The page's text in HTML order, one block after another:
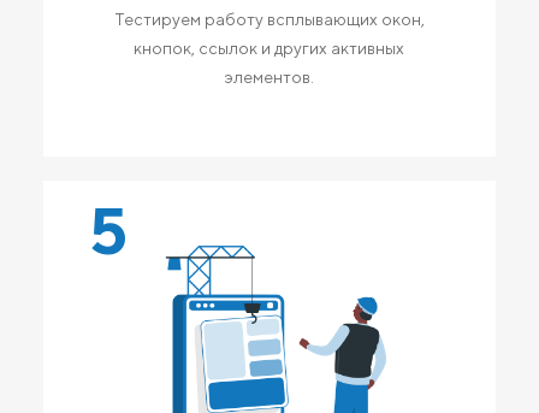
Тестируем работу всплывающих окон,
кнопок, ссылок и других активных
элементов.
5